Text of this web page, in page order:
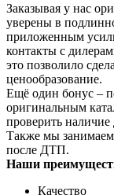
Заказывая у нас
уверены в
приложенным
контакты с
это позволило
ценообразование.
Ещё один бонус –
оригинальным
проверить наличие
Также мы
после ДТП.
Наши
Качество